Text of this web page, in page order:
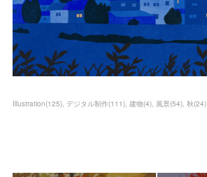
Illustration(125) デジタル制作(111) 建物(4) 風景(54) 秋(24)